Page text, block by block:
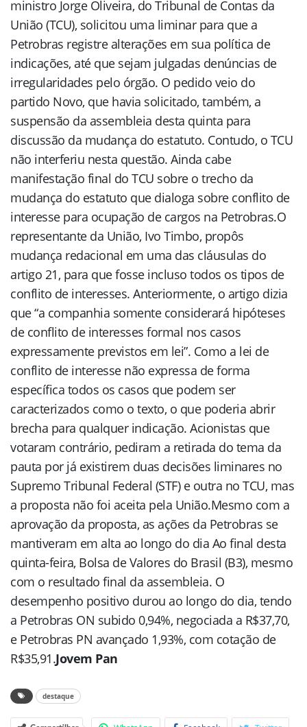
ministro Jorge Oliveira, do Tribunal de Contas da
União (TCU), solicitou uma liminar para que a
Petrobras registre alterações em sua política de
indicações, até que sejam julgadas denúncias de
irregularidades pelo órgão. O pedido veio do
partido Novo, que havia solicitado, também, a
suspensão da assembleia desta quinta para
discussão da mudança do estatuto. Contudo, o TCU
não interferiu nesta questão. Ainda cabe
manifestação final do TCU sobre o trecho da
mudança do estatuto que dialoga sobre conflito de
interesse para ocupação de cargos na Petrobras.O
representante da União, Ivo Timbo, propôs
mudança redacional em uma das cláusulas do
artigo 21, para que fosse incluso todos os tipos de
conflito de interesses. Anteriormente, o artigo dizia
que “a companhia somente considerará hipóteses
de conflito de interesses formal nos casos
expressamente previstos em lei”. Como a lei de
conflito de interesse não expressa de forma
específica todos os casos que podem ser
caracterizados como o texto, o que poderia abrir
brecha para qualquer indicação. Acionistas que
votaram contrário, pediram a retirada do tema da
pauta por já existirem duas decisões liminares no
Supremo Tribunal Federal (STF) e outra no TCU, mas
a proposta não foi aceita pela União.Mesmo com a
aprovação da proposta, as ações da Petrobras se
mantiveram em alta ao longo do dia Ao final desta
quinta-feira, Bolsa de Valores do Brasil (B3), mesmo
com o resultado final da assembleia. O
desempenho positivo durou ao longo do dia, tendo
a Petrobras ON subido 0,94%, negociada a R$37,70,
e Petrobras PN avançado 1,93%, com cotação de
R$35,91.Jovem Pan
destaque